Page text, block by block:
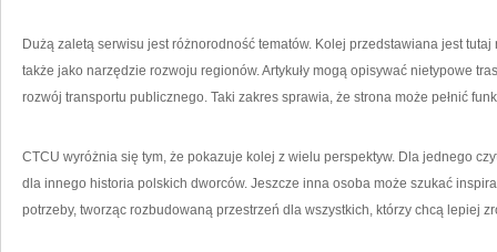
Dużą zaletą serwisu jest różnorodność tematów. Kolej przedstawiana jest
także jako narzędzie rozwoju regionów. Artykuły mogą opisywać nietypowe
rozwój transportu publicznego. Taki zakres sprawia, że strona może pełnić
CTCU wyróżnia się tym, że pokazuje kolej z wielu perspektyw. Dla jednego
dla innego historia polskich dworców. Jeszcze inna osoba może szukać
potrzeby, tworząc rozbudowaną przestrzeń dla wszystkich, którzy chcą lepiej